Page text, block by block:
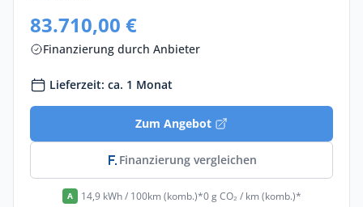
83.710,00 €
Finanzierung durch Anbieter
Lieferzeit: ca. 1 Monat
Zum Angebot
Finanzierung vergleichen
A 14,9 kWh / 100km (komb.)*0 g CO₂ / km (komb.)*